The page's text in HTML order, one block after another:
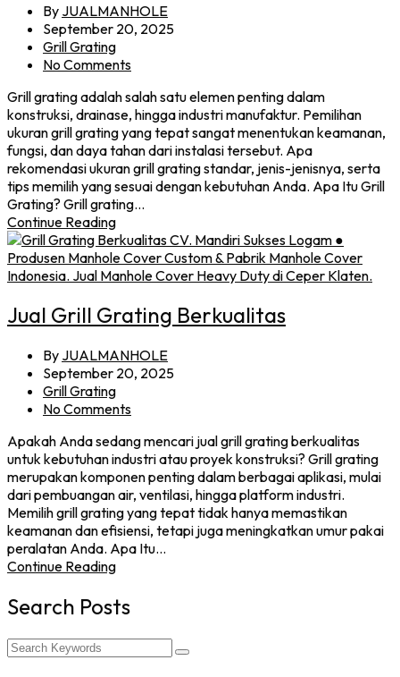
By JUALMANHOLE
September 20, 2025
Grill Grating
No Comments
Grill grating adalah salah satu elemen penting dalam
konstruksi, drainase, hingga industri manufaktur. Pemilihan
ukuran grill grating yang tepat sangat menentukan keamanan,
fungsi, dan daya tahan dari instalasi tersebut. Apa
rekomendasi ukuran grill grating standar, jenis-jenisnya, serta
tips memilih yang sesuai dengan kebutuhan Anda. Apa Itu Grill
Grating? Grill grating…
Continue Reading
Jual Grill Grating Berkualitas
By JUALMANHOLE
September 20, 2025
Grill Grating
No Comments
Apakah Anda sedang mencari jual grill grating berkualitas
untuk kebutuhan industri atau proyek konstruksi? Grill grating
merupakan komponen penting dalam berbagai aplikasi, mulai
dari pembuangan air, ventilasi, hingga platform industri.
Memilih grill grating yang tepat tidak hanya memastikan
keamanan dan efisiensi, tetapi juga meningkatkan umur pakai
peralatan Anda. Apa Itu…
Continue Reading
Search Posts